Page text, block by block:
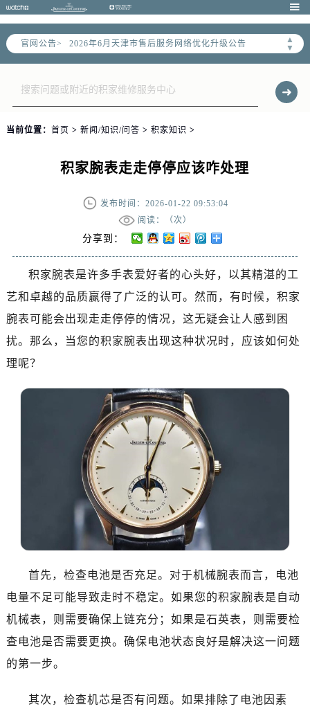

官网公告>
▲
▼
2026年6月天津市售后服务网络优化升级公告
2026年6月天津市官方售后客户服务热线：
2026年6月售后服务中心最新网点地址：
天津市和平区赤峰道136号天津国际金融中心写字楼26层2603室（需提前预约）
当前位置： 首页 > 新闻/知识/问答 > 积家知识 >
积家腕表走走停停应该咋处理
发布时间：2026-01-22 09:53:04
阅读：（次）
分享到：
积家腕表是许多手表爱好者的心头好，以其精湛的工
艺和卓越的品质赢得了广泛的认可。然而，有时候，积家
腕表可能会出现走走停停的情况，这无疑会让人感到困
扰。那么，当您的积家腕表出现这种状况时，应该如何处
理呢？
首先，检查电池是否充足。对于机械腕表而言，电池
电量不足可能导致走时不稳定。如果您的积家腕表是自动
机械表，则需要确保上链充分；如果是石英表，则需要检
查电池是否需要更换。确保电池状态良好是解决这一问题
的第一步。
其次，检查机芯是否有问题。如果排除了电池因素